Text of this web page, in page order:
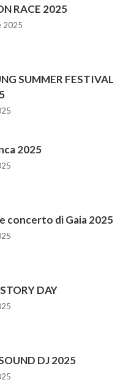
RACE 2025
2025
SUMMER FESTIVAL
2025
concerto di Gaia 2025
DAY
DJ 2025